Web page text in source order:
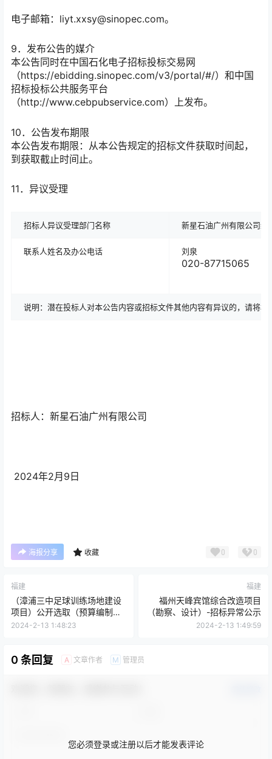
电子邮箱：liyt.xxsy@sinopec.com。
9．发布公告的媒介
本公告同时在中国石化电子招标投标交易网
（https://ebidding.sinopec.com/v3/portal/#/）和中国
招标投标公共服务平台
（http://www.cebpubservice.com）上发布。
10．公告发布期限
本公告发布期限：从本公告规定的招标文件获取时间起，
到获取截止时间止。
11．异议受理
招标人异议受理部门名称 新星石油广州有限公司综
联系人姓名及办公电话 刘泉
020-87715065
说明：潜在投标人对本公告内容或招标文件其他内容有异议的，请将
招标人：新星石油广州有限公司
2024年2月9日
海报分享 收藏 0 0
福建
（漳浦三中足球训练场地建设
项目）公开选取（预算编制）
中介机构
2024-2-13 1:48:23
福建
福州天峰宾馆综合改造项目
（勘察、设计）-招标异常公示
2024-2-13 1:49:59
0 条回复 A 文章作者 M 管理员
您必须登录或注册以后才能发表评论